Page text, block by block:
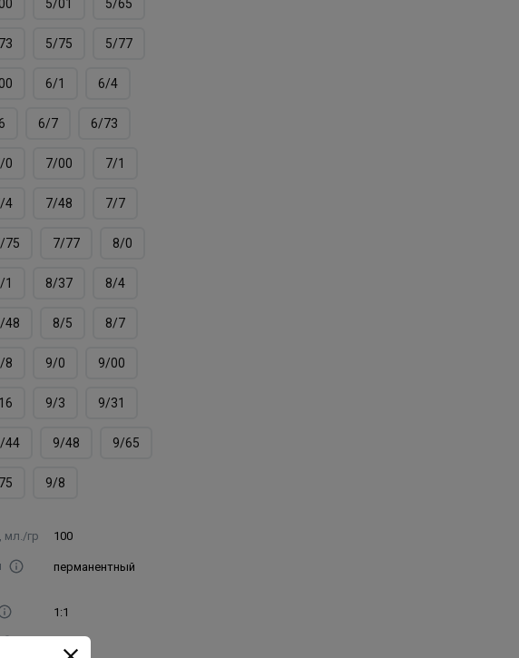
5/01 5/65
5/75 5/77
6/1 6/4
6/7 6/73
0 7/00 7/1
4 7/48 7/7
75 7/77 8/0
1 8/37 8/4
48 8/5 8/7
8 9/0 9/00
9/3 9/31
44 9/48 9/65
9/8
мл./гр 100
перманентный
1:1